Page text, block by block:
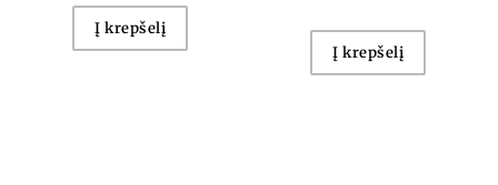
Į krepšelį
Į krepšelį